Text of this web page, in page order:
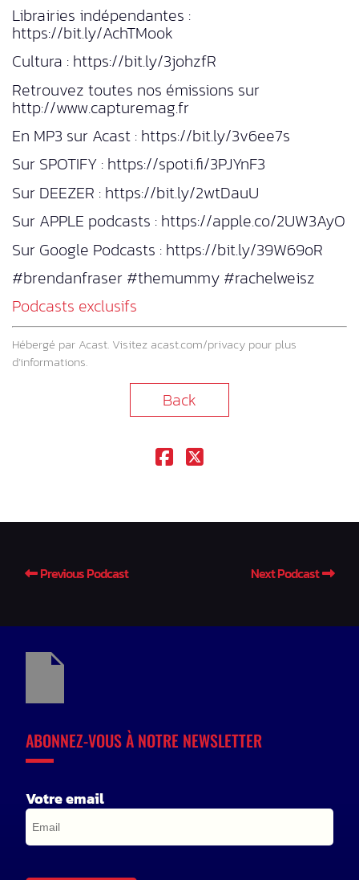
Librairies indépendantes :
https://bit.ly/AchTMook
Cultura : https://bit.ly/3johzfR
Retrouvez toutes nos émissions sur
http://www.capturemag.fr
En MP3 sur Acast : https://bit.ly/3v6ee7s
Sur SPOTIFY : https://spoti.fi/3PJYnF3
Sur DEEZER : https://bit.ly/2wtDauU
Sur APPLE podcasts : https://apple.co/2UW3AyO
Sur Google Podcasts : https://bit.ly/39W69oR
#brendanfraser #themummy #rachelweisz
Podcasts exclusifs
Hébergé par Acast. Visitez acast.com/privacy pour plus
d’informations.
Back
Previous Podcast Next Podcast
ABONNEZ-VOUS À NOTRE NEWSLETTER
Votre email